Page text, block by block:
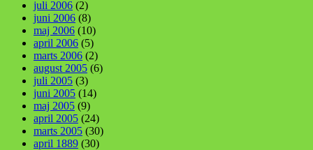
juli 2006 (2)
juni 2006 (8)
maj 2006 (10)
april 2006 (5)
marts 2006 (2)
august 2005 (6)
juli 2005 (3)
juni 2005 (14)
maj 2005 (9)
april 2005 (24)
marts 2005 (30)
april 1889 (30)